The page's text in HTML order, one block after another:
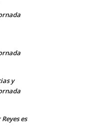
y
es